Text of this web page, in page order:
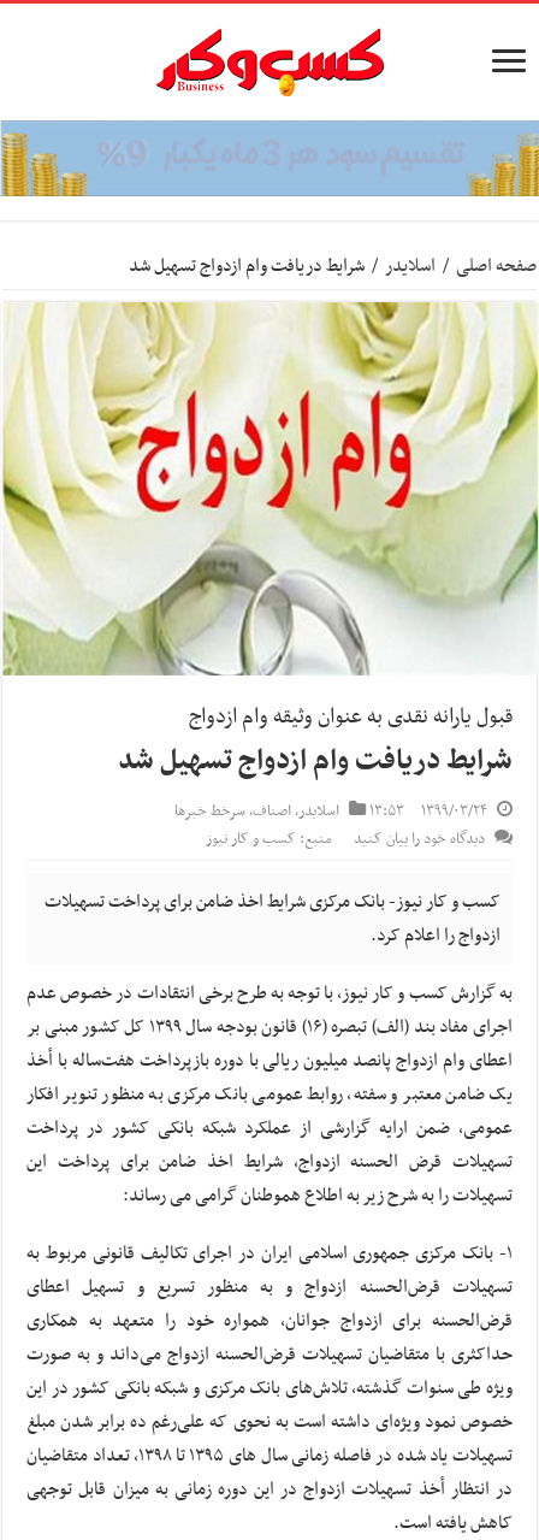
صفحه اصلی / اسلایدر / شرایط دریافت وام ازدواج تسهیل شد
قبول یارانه نقدی به عنوان وثیقه وام ازدواج
شرایط دریافت وام ازدواج تسهیل شد
۱۳۹۹/۰۳/۲۴ ۱۳:۵۳ اسلایدر,اصناف,سرخط خبرها
دیدگاه خود را بیان کنید
منبع: کسب و کار نیوز
کسب و کار نیوز- بانک مرکزی شرایط اخذ ضامن برای پرداخت تسهیلات
ازدواج را اعلام کرد.
به گزارش کسب و کار نیوز، با توجه به طرح برخی انتقادات در خصوص عدم
اجرای مفاد بند (الف) تبصره (۱۶) قانون بودجه سال ۱۳۹۹ کل کشور مبنی بر
اعطای وام ازدواج پانصد میلیون‌ ریالی با دوره بازپرداخت هفت‌ساله با أخذ
یک ضامن معتبر و سفته، روابط عمومی بانک مرکزی به منظور تنویر افکار
عمومی، ضمن ارایه گزارشی از عملکرد شبکه بانکی کشور در پرداخت
تسهیلات قرض الحسنه ازدواج، شرایط اخذ ضامن برای پرداخت این
تسهیلات را به شرح زیر به اطلاع هموطنان گرامی می رساند:
۱- بانک مرکزی جمهوری اسلامی ایران در اجرای تکالیف قانونی مربوط به
تسهیلات قرض‌الحسنه ازدواج و به منظور تسریع و تسهیل اعطای
قرض‌الحسنه برای ازدواج جوانان، همواره خود را متعهد به همکاری
حداکثری با متقاضیان تسهیلات قرض‌الحسنه ازدواج می‌داند و به صورت
ویژه طی سنوات گذشته، تلاش‌های بانک مرکزی و شبکه بانکی کشور در این
خصوص نمود ویژه‌ای داشته است به نحوی که علی‌رغم ده برابر شدن مبلغ
تسهیلات یاد شده در فاصله زمانی سال های ۱۳۹۵ تا ۱۳۹۸، تعداد متقاضیان
در انتظار أخذ تسهیلات ازدواج در این دوره زمانی به میزان قابل توجهی
کاهش یافته است.